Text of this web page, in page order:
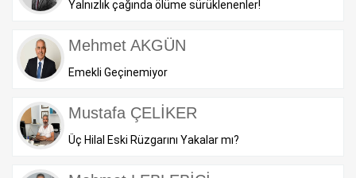
Yalnızlık çağında ölüme sürüklenenler!
Mehmet AKGÜN
Emekli Geçinemiyor
Mustafa ÇELİKER
Üç Hilal Eski Rüzgarını Yakalar mı?